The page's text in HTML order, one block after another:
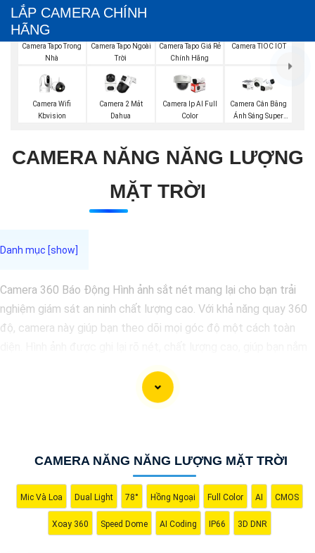
LẮP CAMERA CHÍNH
HÃNG
Camera Tapo Trong
Nhà
Camera Tapo Ngoài
Trời
Camera Tapo Giá Rẻ
Chính Hãng
Camera TIOC IOT
Camera Wifi
Kbvision
Camera 2 Mắt
Dahua
Camera Ip AI Full
Color
Camera Cân Bằng
Ánh Sáng Super
CAMERA NĂNG NĂNG LƯỢNG
MẶT TRỜI
Camera 360 Báo Động Hình ảnh sắt nét mang lại cho bạn trải
nghiệm giám sát an ninh chất lượng cao. Với khả năng quay 360
độ, camera này giúp bạn theo dõi mọi góc độ một cách toàn
tính năng báo động thông minh sẽ cảnh báo ngay lập tức khi
phát hiện sự cố, giúp gia tăng an ninh cho ngôi nhà hoặc cơ sở
CAMERA NĂNG NĂNG LƯỢNG MẶT TRỜI
Mic Và Loa Dual Light 78° Hồng Ngoại Full Color AI CMOS
Xoay 360 Speed Dome AI Coding IP66 3D DNR